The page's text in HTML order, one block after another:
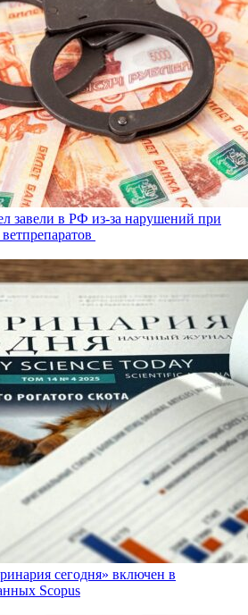
завели в РФ из-за нарушений при
сегодня» включен в
Scopus